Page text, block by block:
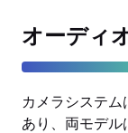
オーディ
カメラシステ
あり、両モデル